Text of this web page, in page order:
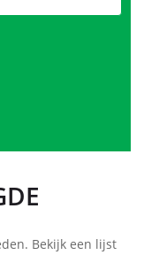
Bekijk een lijst